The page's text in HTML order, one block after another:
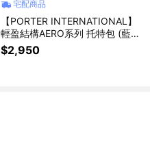
宅配商品
【PORTER INTERNATIONAL】
輕盈結構AERO系列 托特包 (藍
色)
$2,950